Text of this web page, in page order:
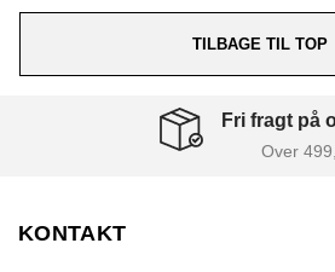
TILBAGE TIL TOP
Fri fragt på
Over
KONTAKT